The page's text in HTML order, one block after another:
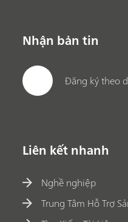
Nhận bản tin
Đăng ký theo
Liên kết nhanh
Nghề nghiệp
Trung Tâm Hỗ Trợ